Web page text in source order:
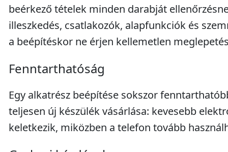
beérkező tételek minden darabját
illeszkedés, csatlakozók, alapfunkciók és
a beépítéskor ne érjen kellemetlen
Fenntarthatóság
Egy alkatrész beépítése sokszor
teljesen új készülék vásárlása: kevesebb
keletkezik, miközben a telefon tovább